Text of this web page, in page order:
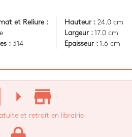
et Reliure :
: 314
Hauteur :24.0 cm
Largeur :17.0 cm
Epaisseur :1.6 cm
arrow_right store_mall_directory
et retrait en librairie